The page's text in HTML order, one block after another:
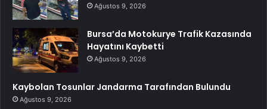
Ağustos 9, 2026
Bursa’da Motokurye Trafik Kazasında
Hayatını Kaybetti
Ağustos 9, 2026
Kaybolan Tosunlar Jandarma Tarafından Bulundu
Ağustos 9, 2026